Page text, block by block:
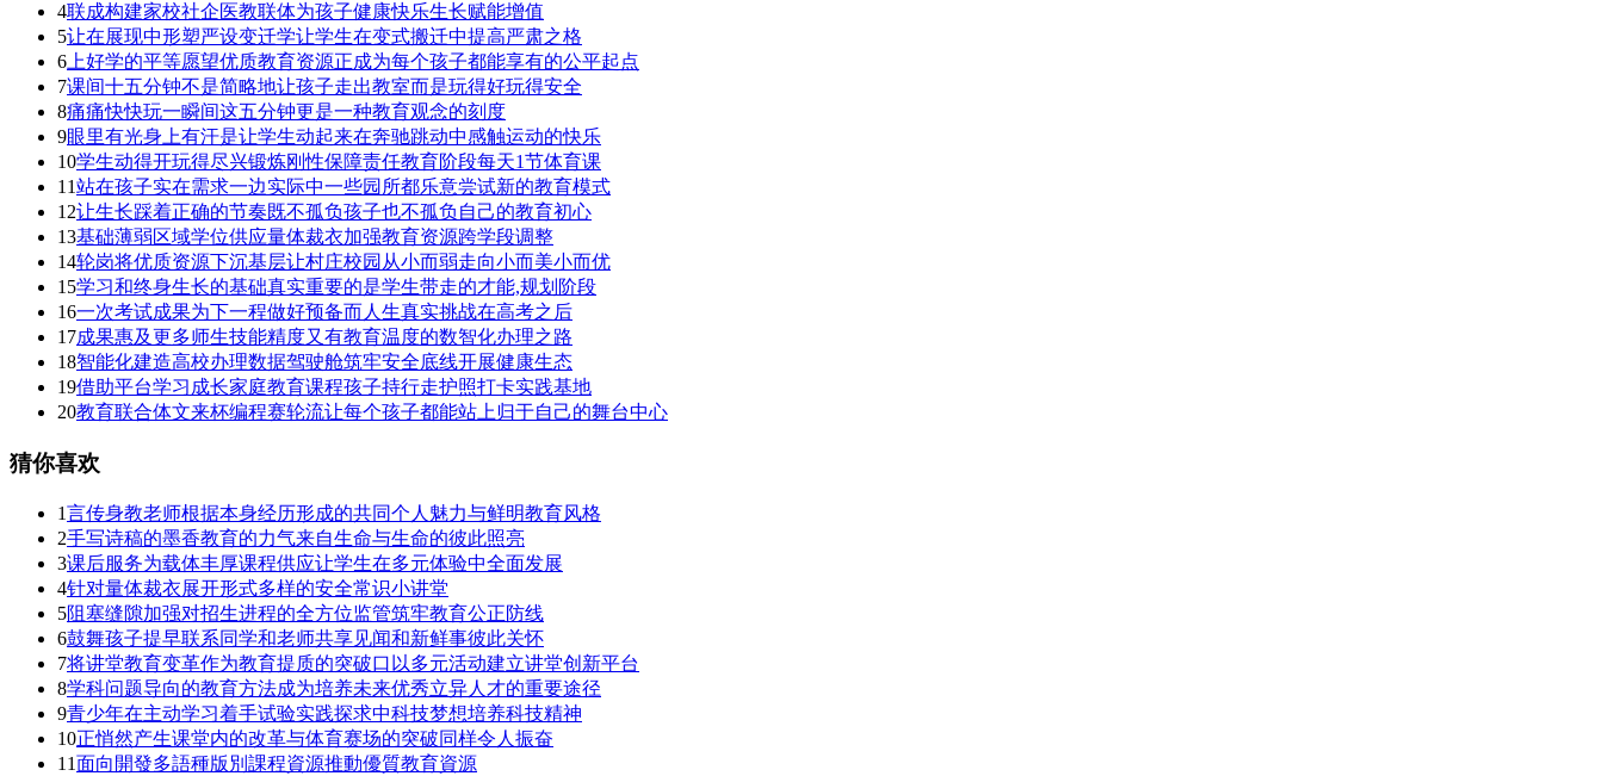
4联成构建家校社企医教联体为孩子健康快乐生长赋能增值
5让在展现中形塑严设变迁学让学生在变式搬迁中提高严肃之格
6 上好学的平等愿望优质教育资源正成为每个孩子都能享有的公平起点
7课间十五分钟不是简略地让孩子走出教室而是玩得好玩得安全
8痛痛快快玩一瞬间这五分钟更是一种教育观念的刻度
9眼里有光身上有汗是让学生动起来在奔驰跳动中感触运动的快乐
10学生动得开玩得尽兴锻炼刚性保障责任教育阶段每天1节体育课
11站在孩子实在需求一边实际中一些园所都乐意尝试新的教育模式
12让生长踩着正确的节奏既不孤负孩子也不孤负自己的教育初心
13基础薄弱区域学位供应量体裁衣加强教育资源跨学段调整
14轮岗将优质资源下沉基层让村庄校园从小而弱走向小而美小而优
15学习和终身生长的基础真实重要的是学生带走的才能,规划阶段
16一次考试成果为下一程做好预备而人生真实挑战在高考之后
17成果惠及更多师生技能精度又有教育温度的数智化办理之路
18智能化建造高校办理数据驾驶舱筑牢安全底线开展健康生态
19借助平台学习成长家庭教育课程孩子持行走护照打卡实践基地
20教育联合体文来杯编程赛轮流让每个孩子都能站上归于自己的舞台中心
猜你喜欢
1言传身教老师根据本身经历形成的共同个人魅力与鲜明教育风格
2手写诗稿的墨香教育的力气来自生命与生命的彼此照亮
3课后服务为载体丰厚课程供应让学生在多元体验中全面发展
4针对量体裁衣展开形式多样的安全常识小讲堂
5阻塞缝隙加强对招生进程的全方位监管筑牢教育公正防线
6鼓舞孩子提早联系同学和老师共享见闻和新鲜事彼此关怀
7将讲堂教育变革作为教育提质的突破口以多元活动建立讲堂创新平台
8学科问题导向的教育方法成为培养未来优秀立异人才的重要途径
9青少年在主动学习着手试验实践探求中科技梦想培养科技精神
10正悄然产生课堂内的改革与体育赛场的突破同样令人振奋
11面向開發多語種版別課程資源推動優質教育資源